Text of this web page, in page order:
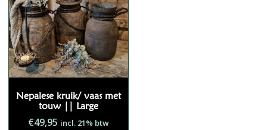
Nepalese kruik/ vaas met
touw || Large
€49,95 incl. 21% btw